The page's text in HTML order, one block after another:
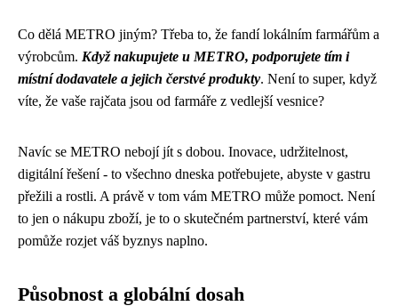
Co dělá METRO jiným? Třeba to, že fandí lokálním farmářům a
výrobcům. Když nakupujete u METRO, podporujete tím i
místní dodavatele a jejich čerstvé produkty. Není to super, když
víte, že vaše rajčata jsou od farmáře z vedlejší vesnice?
Navíc se METRO nebojí jít s dobou. Inovace, udržitelnost,
digitální řešení - to všechno dneska potřebujete, abyste v gastru
přežili a rostli. A právě v tom vám METRO může pomoct. Není
to jen o nákupu zboží, je to o skutečném partnerství, které vám
pomůže rozjet váš byznys naplno.
Působnost a globální dosah